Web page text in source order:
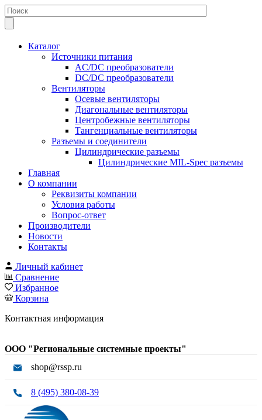
Каталог
Источники питания
AC/DC преобразователи
DC/DC преобразователи
Вентиляторы
Осевые вентиляторы
Диагональные вентиляторы
Центробежные вентиляторы
Тангенциальные вентиляторы
Разъемы и соединители
Цилиндрические разъемы
Цилиндрические MIL-Spec разъемы
Главная
О компании
Реквизиты компании
Условия работы
Вопрос-ответ
Производители
Новости
Контакты
Личный кабинет
Сравнение
Избранное
Корзина
Контактная информация
ООО "Региональные системные проекты"
shop@rssp.ru
8 (495) 380-08-39